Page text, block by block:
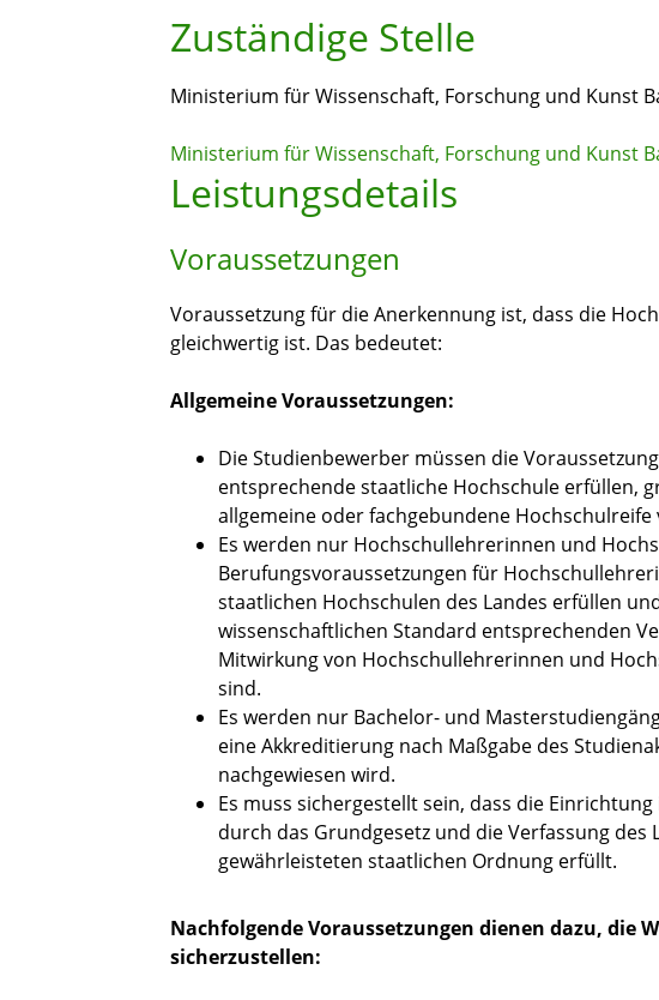
Zuständige Stelle
Ministerium für Wissenschaft, Forschung und Kunst
Ministerium für Wissenschaft, Forschung und Kunst
Leistungsdetails
Voraussetzungen
Voraussetzung für die Anerkennung ist, dass die
gleichwertig ist. Das bedeutet:
Allgemeine Voraussetzungen:
Die Studienbewerber müssen die
entsprechende staatliche Hochschule erfüllen,
allgemeine oder fachgebundene Hochschulreife
Es werden nur Hochschullehrerinnen und
Berufungsvoraussetzungen für
staatlichen Hochschulen des Landes erfüllen
wissenschaftlichen Standard entsprechenden
Mitwirkung von Hochschullehrerinnen und
sind.
Es werden nur Bachelor- und
eine Akkreditierung nach Maßgabe des
nachgewiesen wird.
Es muss sichergestellt sein, dass die
durch das Grundgesetz und die Verfassung des
gewährleisteten staatlichen Ordnung erfüllt.
Nachfolgende Voraussetzungen dienen dazu, die
sicherzustellen: